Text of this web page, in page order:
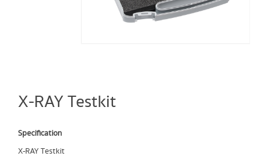
X-RAY Testkit
Specification
X-RAY Testkit